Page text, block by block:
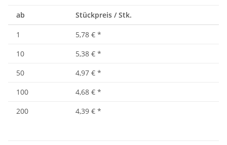
ab Stückpreis / Stk.
1 5,78 € *
10
5,38 € *
50
4,97 € *
100
4,68 € *
200
4,39 € *